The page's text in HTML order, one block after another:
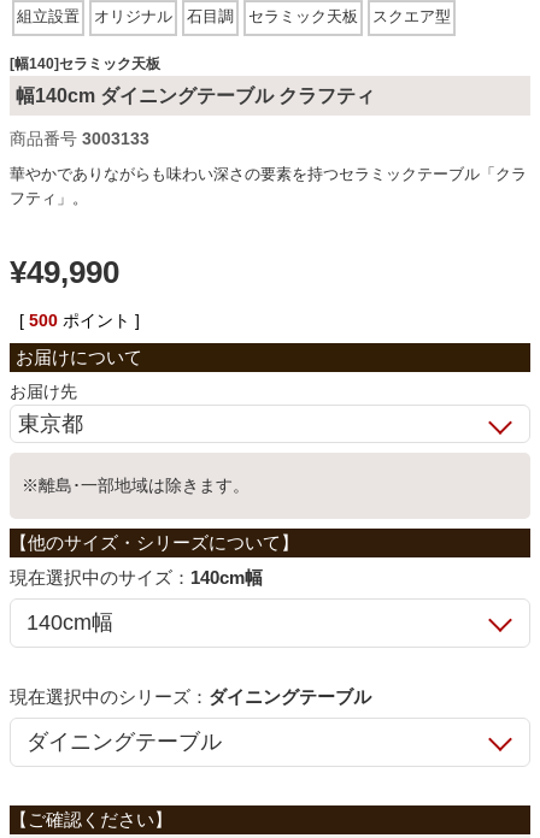
ダイニングテーブル・セット
椅子・チェア
収納家具
学習机
ホームオフィス
こたつ
寝具
組立設置 オリジナル 石目調 セラミック天板 スクエア型
[幅140]セラミック天板
幅140cm ダイニングテーブル クラフティ
商品番号 3003133
華やかでありながらも味わい深さの要素を持つセラミックテーブル「クラ
フティ」。
¥49,990
[ 500 ポイント ]
お届け先
※離島･一部地域は除きます。
サイズ： 140cm幅
シリーズ： ダイニングテーブル